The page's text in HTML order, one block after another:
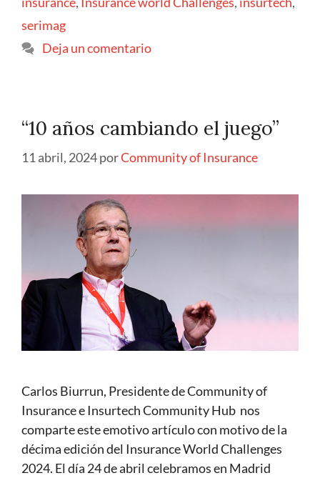
serimag
Deja un comentario
“10 años cambiando el juego”
11 abril, 2024porCommunity of Insurance
Carlos Biurrun, Presidente de Community of
Insurance e Insurtech Community Hub nos
comparte este emotivo artículo con motivo de la
décima edición del Insurance World Challenges
2024. El día 24 de abril celebramos en Madrid